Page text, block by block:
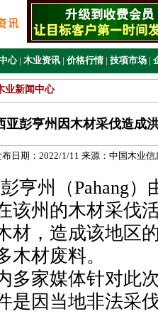
心 | 木业资讯 | 价格行情 | 技项市场 |
业新闻中心
亚彭亨州因木材采伐造成
日期： 2022/1/11 来源： 中国木业信
州（Pahang）
该州的木材采伐
材，造成该地区
木材废料。
多家媒体针对此
是因当地非法采